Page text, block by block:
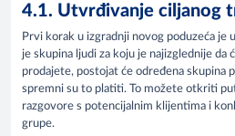
4.1. Utvrđivanje ciljanog
Prvi korak u izgradnji novog poduzeća je
je skupina ljudi za koju je najizglednije da
prodajete, postojat će određena skupina
spremni su to platiti. To možete otkriti
razgovore s potencijalnim klijentima i
grupe.